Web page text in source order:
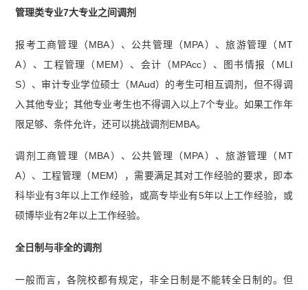
管理类专业7大专业之间调剂
报考工商管理（MBA）、公共管理（MPA）、旅游管理（MT
A）、工程管理（MEM）、会计（MPAcc）、图书情报（MLI
S）、审计专业学位硕士（MAud）的考生可相互调剂，但不得调
入其他专业；其他专业考生也不得调入以上7个专业。如果工作年
限足够、条件允许，还可以挑战调剂EMBA。
调剂工商管理（MBA）、公共管理（MPA）、旅游管理（MT
A）、工程管理（MEM），需要满足其对工作经验的要求，即本
科毕业有3年以上工作经验，或高专毕业有5年以上工作经验，或
硕博毕业有2年以上工作经验。
全日制与非全的调剂
一般而言，各院校都有规定，非全日制是不能转全日制的。但